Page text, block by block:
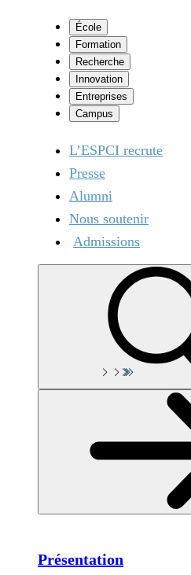
École
Formation
Recherche
Innovation
Entreprises
Campus
L’ESPCI recrute
Presse
Alumni
Nous soutenir
Admissions
Présentation